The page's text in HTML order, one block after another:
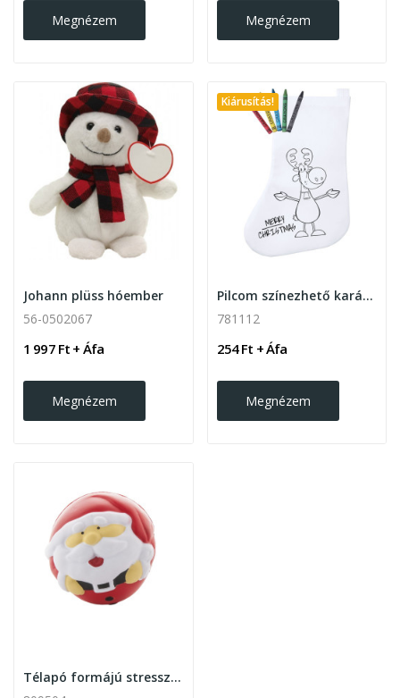
Megnézem Megnézem
Johann plüss hóember
56-0502067
1 997 Ft + Áfa
Megnézem
Kiárusítás!
Pilcom színezhető karácsonyi zokni 5 db...
781112
254 Ft + Áfa
Megnézem
Télapó formájú stresszlabda